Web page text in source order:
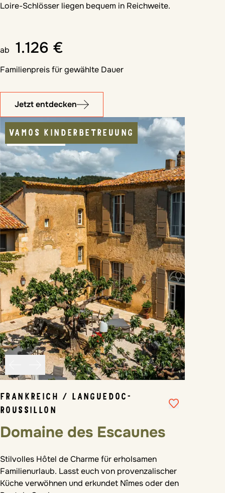
Loire-Schlösser liegen bequem in Reichweite.
ab 1.126 €
Familienpreis für gewählte Dauer
Jetzt entdecken
VAMOS KINDERBETREUUNG
KULINARIK
FRANKREICH / LANGUEDOC-
ROUSSILLON
Domaine des Escaunes
Stilvolles Hôtel de Charme für erholsamen
Familienurlaub. Lasst euch von provenzalischer
Küche verwöhnen und erkundet Nîmes oder den